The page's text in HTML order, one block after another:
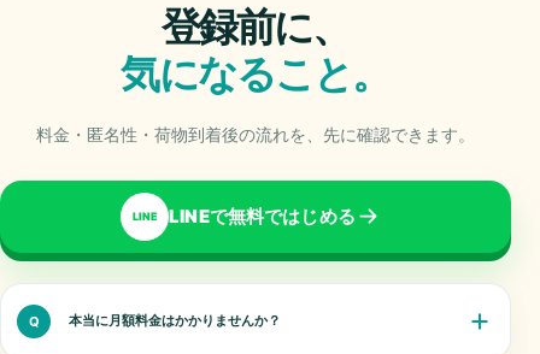
登録前に、
気になること。
料金・匿名性・荷物到着後の流れを、先に確認できます。
LINE LINEで無料ではじめる
Q 本当に月額料金はかかりませんか？